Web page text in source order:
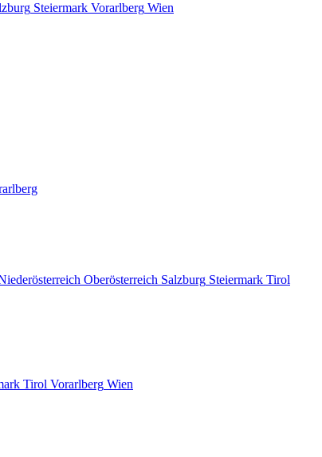
Steiermark Vorarlberg Wien
Oberösterreich Salzburg Steiermark Tirol
Tirol Vorarlberg Wien